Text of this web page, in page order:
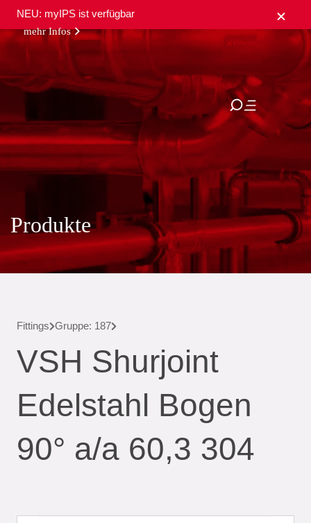
NEU: myIPS ist verfügbar
mehr Infos
schließen
Produkte
Fittings Gruppe: 187
VSH Shurjoint
Edelstahl Bogen
90° a/a 60,3 304